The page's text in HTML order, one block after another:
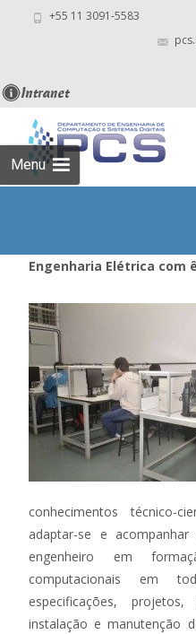
+55 11 3091-5583
Menu
Engenharia Elétrica com
conhecimentos técnico-
adaptar-se e
engenheiro em
computacionais em
especificações, projetos,
instalação e manutenção